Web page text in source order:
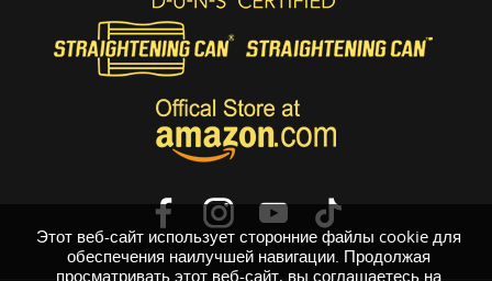
Этот веб-сайт использует сторонние файлы cookie для
обеспечения наилучшей навигации. Продолжая
просматривать этот веб-сайт, вы соглашаетесь на